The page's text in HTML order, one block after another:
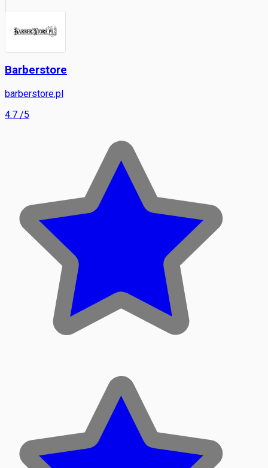
Barberstore
barberstore.pl
4.7 /5